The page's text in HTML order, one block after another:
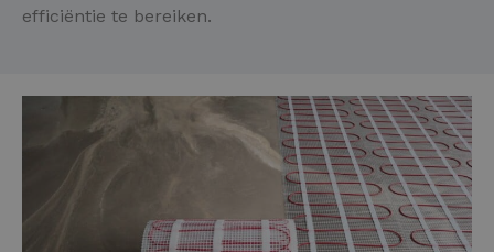
efficiëntie te bereiken.